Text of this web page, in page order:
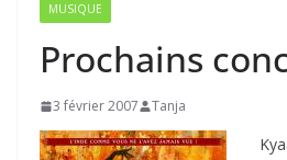
MUSIQUE
Prochains
3 février 2007 Tanja